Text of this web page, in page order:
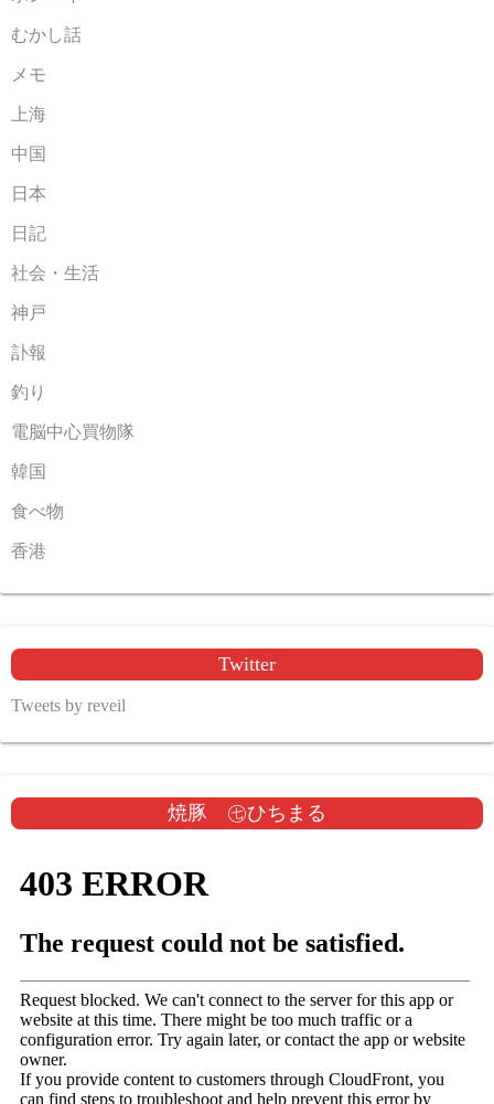
むかし話
メモ
上海
中国
日本
日記
社会・生活
神戸
訃報
釣り
電脳中心買物隊
韓国
食べ物
香港
Twitter
Tweets by reveil
焼豚 ㊆ひちまる